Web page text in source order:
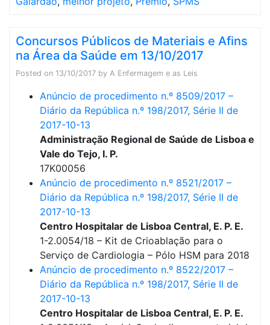
Concursos Públicos de Materiais e Afins
na Área da Saúde em 13/10/2017
Posted on 13/10/2017 by A Enfermagem e as Leis
Anúncio de procedimento n.º 8509/2017 –
Diário da República n.º 198/2017, Série II de
2017-10-13
Administração Regional de Saúde de Lisboa e
Vale do Tejo, I. P.
17K00056
Anúncio de procedimento n.º 8521/2017 –
Diário da República n.º 198/2017, Série II de
2017-10-13
Centro Hospitalar de Lisboa Central, E. P. E.
1-2.0054/18 – Kit de Crioablação para o
Serviço de Cardiologia – Pólo HSM para 2018
Anúncio de procedimento n.º 8522/2017 –
Diário da República n.º 198/2017, Série II de
2017-10-13
Centro Hospitalar de Lisboa Central, E. P. E.